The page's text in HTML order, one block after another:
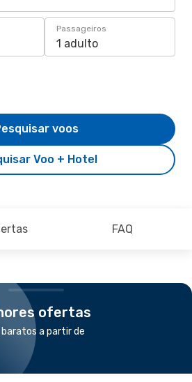
Passageiros
1 adulto
Voo + Hotel
voos
FAQ
ofertas
baratos a partir de